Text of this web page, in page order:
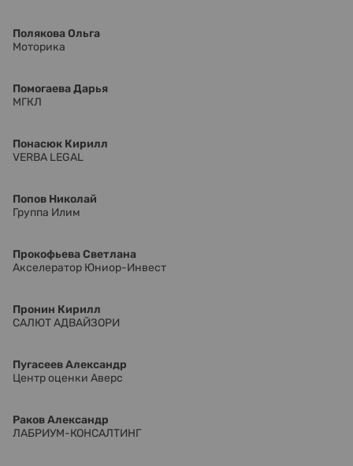
Полякова Ольга
Моторика
Помогаева Дарья
МГКЛ
Понасюк Кирилл
VERBA LEGAL
Попов Николай
Группа Илим
Прокофьева Светлана
Акселератор Юниор-Инвест
Пронин Кирилл
САЛЮТ АДВАЙЗОРИ
Пугасеев Александр
Центр оценки Аверс
Раков Александр
ЛАБРИУМ-КОНСАЛТИНГ